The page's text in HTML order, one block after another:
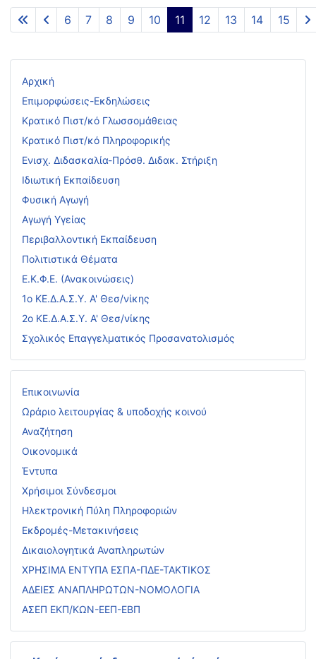
Αρχική
Επιμορφώσεις-Εκδηλώσεις
Κρατικό Πιστ/κό Γλωσσομάθειας
Κρατικό Πιστ/κό Πληροφορικής
Ενισχ. Διδασκαλία-Πρόσθ. Διδακ. Στήριξη
Ιδιωτική Εκπαίδευση
Φυσική Αγωγή
Αγωγή Υγείας
Περιβαλλοντική Εκπαίδευση
Πολιτιστικά Θέματα
Ε.Κ.Φ.Ε. (Ανακοινώσεις)
1ο ΚΕ.Δ.Α.Σ.Υ. Α' Θεσ/νίκης
2ο ΚΕ.Δ.Α.Σ.Υ. Α' Θεσ/νίκης
Σχολικός Επαγγελματικός Προσανατολισμός
Επικοινωνία
Ωράριο λειτουργίας & υποδοχής κοινού
Αναζήτηση
Οικονομικά
Έντυπα
Χρήσιμοι Σύνδεσμοι
Ηλεκτρονική Πύλη Πληροφοριών
Εκδρομές-Μετακινήσεις
Δικαιολογητικά Αναπληρωτών
ΧΡΗΣΙΜΑ ΕΝΤΥΠΑ ΕΣΠΑ-ΠΔΕ-ΤΑΚΤΙΚΟΣ
ΑΔΕΙΕΣ ΑΝΑΠΛΗΡΩΤΩΝ-ΝΟΜΟΛΟΓΙΑ
ΑΣΕΠ ΕΚΠ/ΚΩΝ-ΕΕΠ-ΕΒΠ
Σελίδα 11 από 32
6 7 8 9 10 11 12 13 14 15